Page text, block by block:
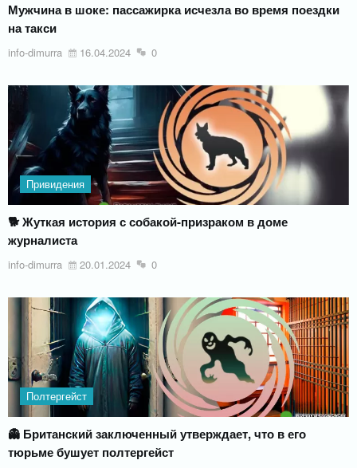
Мужчина в шоке: пассажирка исчезла во время поездки
на такси
info-dimurra 16.04.2024 0
Привидения
🐕 Жуткая история с собакой-призраком в доме
журналиста
info-dimurra 20.01.2024 0
Полтергейст
👻 Британский заключенный утверждает, что в его
тюрьме бушует полтергейст